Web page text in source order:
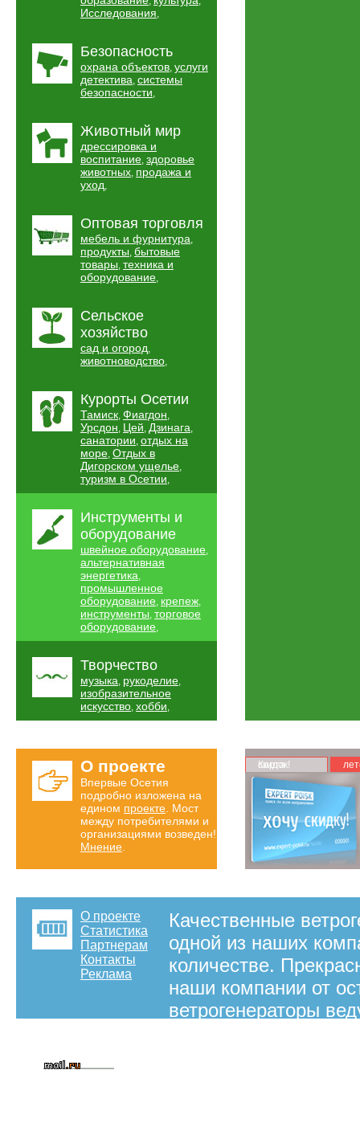
Исследования,
Безопасность
охрана объектов, услуги
детектива, системы
безопасности,
Животный мир
дрессировка и
воспитание, здоровье
животных, продажа и
уход,
Оптовая торговля
мебель и фурнитура,
продукты, бытовые
товары, техника и
оборудование,
Сельское
хозяйство
сад и огород,
животноводство,
Курорты Осетии
Тамиск, Фиагдон,
Урсдон, Цей, Дзинага,
санатории, отдых на
море, Отдых в
Дигорском ущелье,
туризм в Осетии,
Инструменты и
оборудование
швейное оборудование,
альтернативная
энергетика,
промышленное
оборудование, крепеж,
инструменты, торговое
оборудование,
Творчество
музыка, рукоделие,
изобразительное
искусство, хобби,
О проекте
Впервые Осетия
подробно изложена на
едином проекте . Мост
между потребителями и
организациями возведен!
Мнение
Карта скидок!
О проекте
Статистика
Партнерам
Контакты
Реклама
Качественные
одной из наших
количестве.
наши компании от
ветрогенераторы